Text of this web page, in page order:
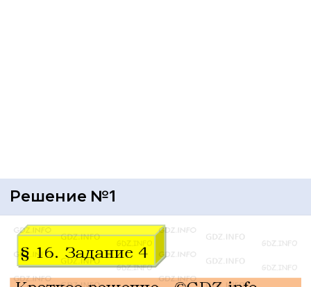
Решение №1